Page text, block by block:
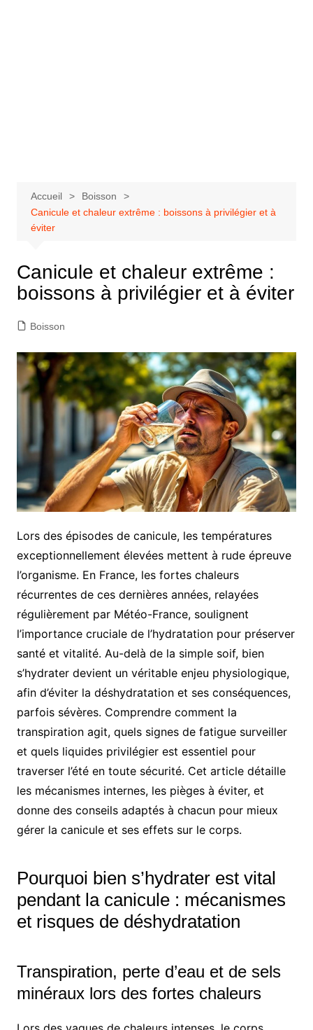
Accueil
Boisson
Canicule et chaleur extrême : boissons à privilégier et à
éviter
Canicule et chaleur extrême :
boissons à privilégier et à éviter
Boisson
Lors des épisodes de canicule, les températures
exceptionnellement élevées mettent à rude épreuve
l’organisme. En France, les fortes chaleurs
récurrentes de ces dernières années, relayées
régulièrement par Météo-France, soulignent
l’importance cruciale de l’hydratation pour préserver
santé et vitalité. Au-delà de la simple soif, bien
s’hydrater devient un véritable enjeu physiologique,
afin d’éviter la déshydratation et ses conséquences,
parfois sévères. Comprendre comment la
transpiration agit, quels signes de fatigue surveiller
et quels liquides privilégier est essentiel pour
traverser l’été en toute sécurité. Cet article détaille
les mécanismes internes, les pièges à éviter, et
donne des conseils adaptés à chacun pour mieux
gérer la canicule et ses effets sur le corps.
Pourquoi bien s’hydrater est vital
pendant la canicule : mécanismes
et risques de déshydratation
Transpiration, perte d’eau et de sels
minéraux lors des fortes chaleurs